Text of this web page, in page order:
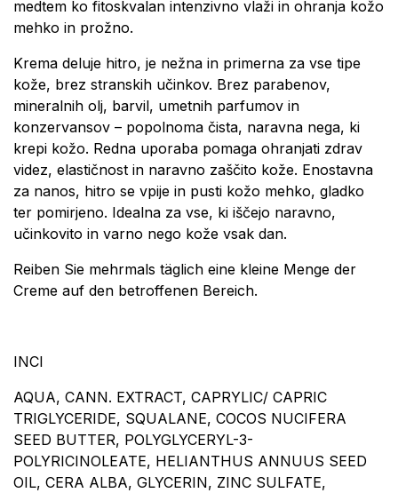
medtem ko fitoskvalan intenzivno vlaži in ohranja kožo
mehko in prožno.
Krema deluje hitro, je nežna in primerna za vse tipe
kože, brez stranskih učinkov. Brez parabenov,
mineralnih olj, barvil, umetnih parfumov in
konzervansov – popolnoma čista, naravna nega, ki
krepi kožo. Redna uporaba pomaga ohranjati zdrav
videz, elastičnost in naravno zaščito kože. Enostavna
za nanos, hitro se vpije in pusti kožo mehko, gladko
ter pomirjeno. Idealna za vse, ki iščejo naravno,
učinkovito in varno nego kože vsak dan.
Reiben Sie mehrmals täglich eine kleine Menge der
Creme auf den betroffenen Bereich.
INCI
AQUA, CANN. EXTRACT, CAPRYLIC/ CAPRIC
TRIGLYCERIDE, SQUALANE, COCOS NUCIFERA
SEED BUTTER, POLYGLYCERYL-3-
POLYRICINOLEATE, HELIANTHUS ANNUUS SEED
OIL, CERA ALBA, GLYCERIN, ZINC SULFATE,